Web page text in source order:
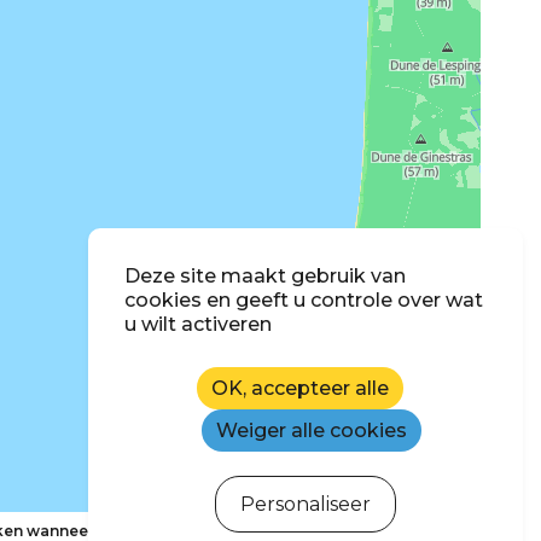
wanneer ik de kaart verplaats
Deze site maakt gebruik van
cookies en geeft u controle over wat
u wilt activeren
OK, accepteer alle
Weiger alle cookies
Personaliseer